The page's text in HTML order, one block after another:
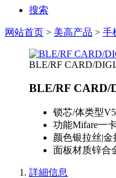
搜索
网站首页 > 美高产品 > 手
BLE/RF CARD/
BLE/RF CARD/
锁芯/体类型
功能Mifare一
颜色银拉丝|金
面板材质锌合
詳細信息